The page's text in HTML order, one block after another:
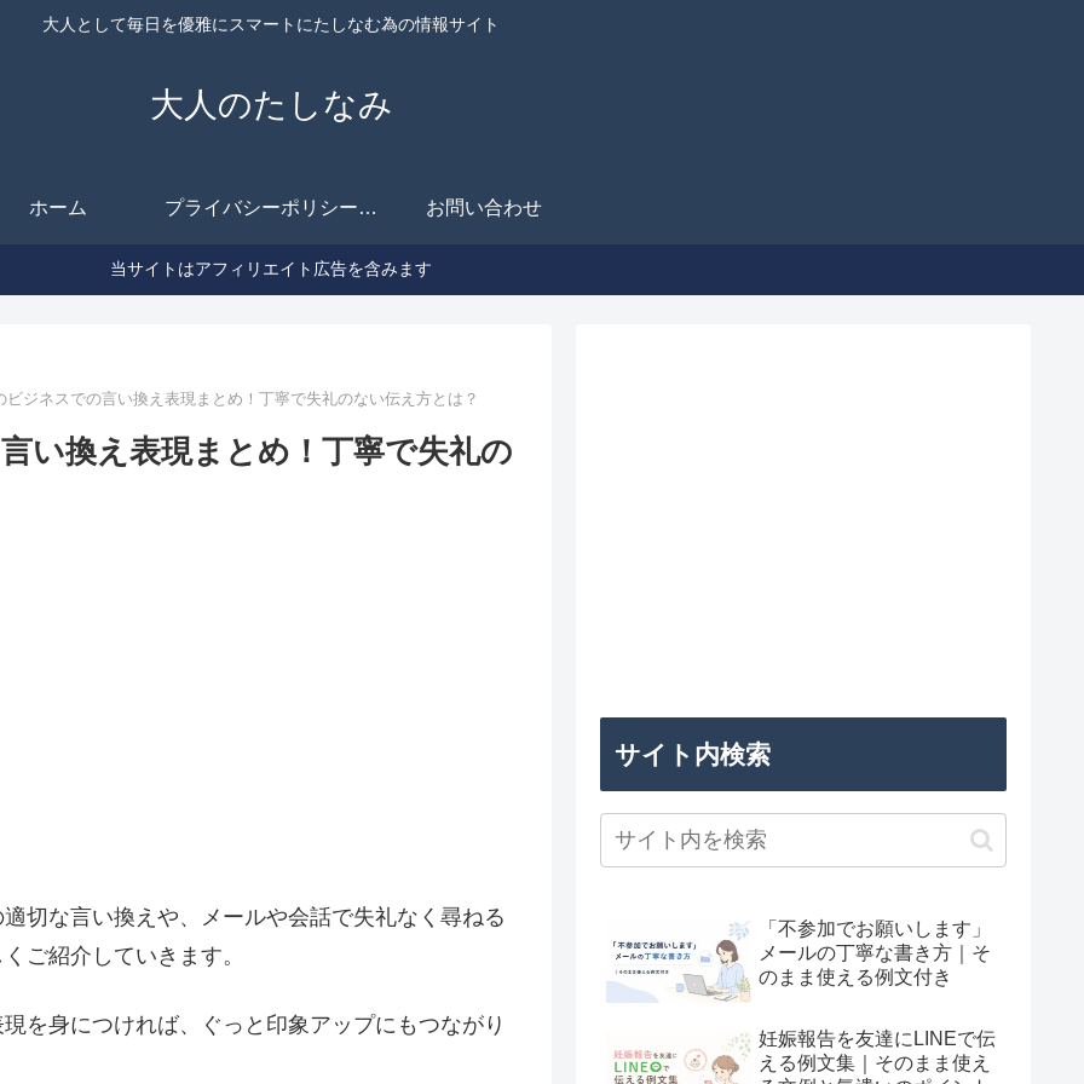
大人として毎日を優雅にスマートにたしなむ為の情報サイト
大人のたしなみ
ホーム プライバシーポリシー（改正電気通信事業法に関する事項を含む） お問い合わせ
当サイトはアフィリエイト広告を含みます
ビジネスでの言い換え表現まとめ！丁寧で失礼のない伝え方とは？
い換え表現まとめ！丁寧で失礼の
切な言い換えや、メールや会話で失礼なく尋ねる
ご紹介していきます。
を身につければ、ぐっと印象アップにもつながり
サイト内検索
「不参加でお願いします」
メールの丁寧な書き方｜そ
のまま使える例文付き
妊娠報告を友達にLINEで伝
える例文集｜そのまま使え